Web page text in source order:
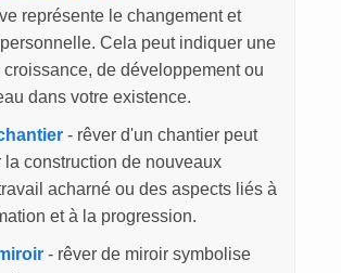
représente le changement et
Cela peut indiquer une
croissance, de développement ou
dans votre existence.
- rêver d'un chantier peut
la construction de nouveaux
acharné ou des aspects liés à
et à la progression.
- rêver de miroir symbolise